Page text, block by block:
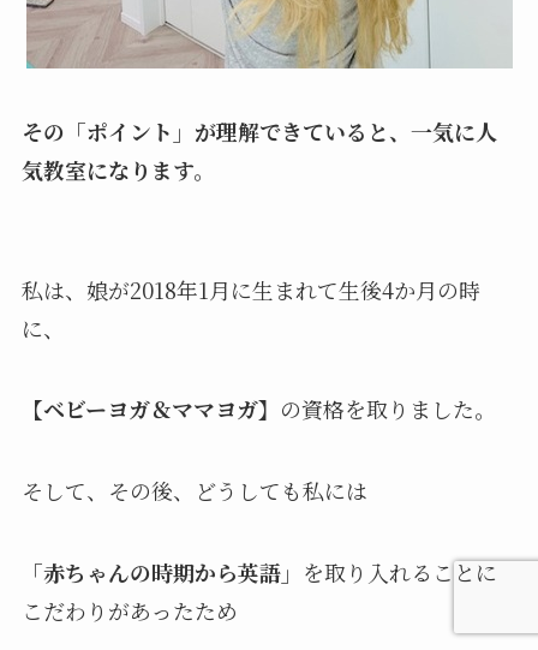
その「ポイント」が理解できていると、一気に人
気教室になります。
私は、娘が2018年1月に生まれて生後4か月の時
に、
【ベビーヨガ＆ママヨガ】 の資格を取りました。
そして、その後、どうしても私には
「赤ちゃんの時期から英語」 を取り入れることに
こだわりがあったため